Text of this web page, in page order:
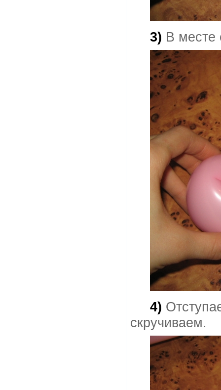
3) В месте
4)
скручиваем.